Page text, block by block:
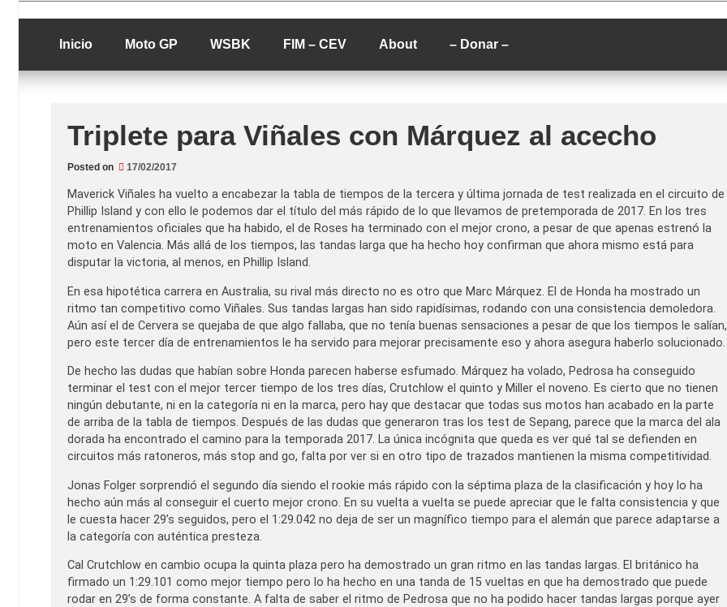
to
contentLucio Lopez GP
luciolopezgp
Inicio Moto GP WSBK FIM – CEV About – Donar –
Triplete para Viñales con Márquez al acecho
Posted on 17/02/2017
Maverick Viñales ha vuelto a encabezar la tabla de tiempos de la tercera y última jornada de test realizada en el circuito de
Phillip Island y con ello le podemos dar el título del más rápido de lo que llevamos de pretemporada de 2017. En los tres
entrenamientos oficiales que ha habido, el de Roses ha terminado con el mejor crono, a pesar de que apenas estrenó la
moto en Valencia. Más allá de los tiempos, las tandas larga que ha hecho hoy confirman que ahora mismo está para
disputar la victoria, al menos, en Phillip Island.
En esa hipotética carrera en Australia, su rival más directo no es otro que Marc Márquez. El de Honda ha mostrado un
ritmo tan competitivo como Viñales. Sus tandas largas han sido rapidísimas, rodando con una consistencia demoledora.
Aún así el de Cervera se quejaba de que algo fallaba, que no tenía buenas sensaciones a pesar de que los tiempos le salían,
pero este tercer día de entrenamientos le ha servido para mejorar precisamente eso y ahora asegura haberlo solucionado.
De hecho las dudas que habían sobre Honda parecen haberse esfumado. Márquez ha volado, Pedrosa ha conseguido
terminar el test con el mejor tercer tiempo de los tres días, Crutchlow el quinto y Miller el noveno. Es cierto que no tienen
ningún debutante, ni en la categoría ni en la marca, pero hay que destacar que todas sus motos han acabado en la parte
de arriba de la tabla de tiempos. Después de las dudas que generaron tras los test de Sepang, parece que la marca del ala
dorada ha encontrado el camino para la temporada 2017. La única incógnita que queda es ver qué tal se defienden en
circuitos más ratoneros, más stop and go, falta por ver si en otro tipo de trazados mantienen la misma competitividad.
Jonas Folger sorprendió el segundo día siendo el rookie más rápido con la séptima plaza de la clasificación y hoy lo ha
hecho aún más al conseguir el cuerto mejor crono. En su vuelta a vuelta se puede apreciar que le falta consistencia y que
le cuesta hacer 29’s seguidos, pero el 1:29.042 no deja de ser un magnífico tiempo para el alemán que parece adaptarse a
la categoría con auténtica presteza.
Cal Crutchlow en cambio ocupa la quinta plaza pero ha demostrado un gran ritmo en las tandas largas. El británico ha
firmado un 1:29.101 como mejor tiempo pero lo ha hecho en una tanda de 15 vueltas en que ha demostrado que puede
rodar en 29’s de forma constante. A falta de saber el ritmo de Pedrosa que no ha podido hacer tandas largas porque ayer